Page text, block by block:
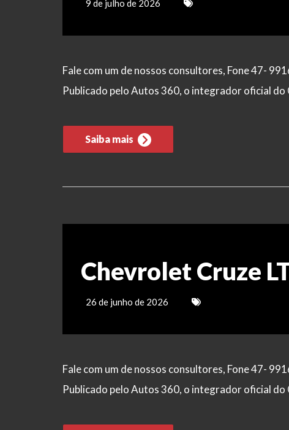
9 de julho de 2026
Fale com um de nossos consultores, Fone 47-
Publicado pelo Autos 360, o integrador oficial
Saiba mais
Chevrolet Cruze
26 de junho de 2026
Fale com um de nossos consultores, Fone 47-
Publicado pelo Autos 360, o integrador oficial